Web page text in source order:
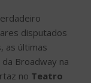
disputados
as últimas
Broadway na
no Teatro